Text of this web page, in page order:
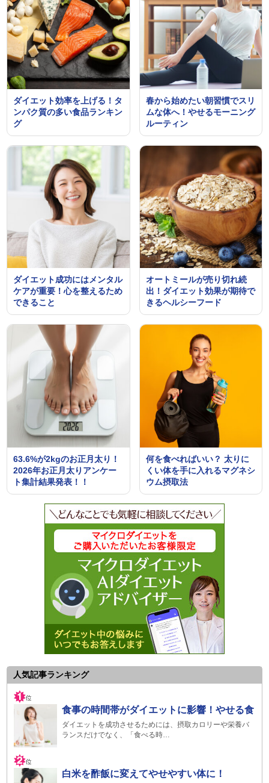
ダイエット効率を上げる！タ
ンパク質の多い食品ランキン
グ
春から始めたい朝習慣でスリ
ムな体へ！やせるモーニング
ルーティン
ダイエット成功にはメンタル
ケアが重要！心を整えるため
できること
オートミールが売り切れ続
出！ダイエット効果が期待で
きるヘルシーフード
63.6%が2kgのお正月太り！
2026年お正月太りアンケー
ト集計結果発表！！
何を食べればいい？ 太りに
くい体を手に入れるマグネシ
ウム摂取法
人気記事ランキング
食事の時間帯がダイエットに影響！やせる食
ダイエットを成功させるためには、摂取カロリーや栄養バ
ランスだけでなく、「食べる時…
白米を酢飯に変えてやせやすい体に！